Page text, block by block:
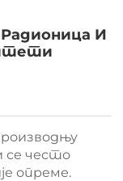
И
се често
опреме.